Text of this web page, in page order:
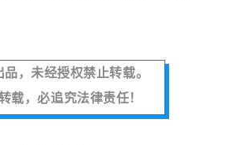
品，未经授权禁止转载。
载，必追究法律责任！